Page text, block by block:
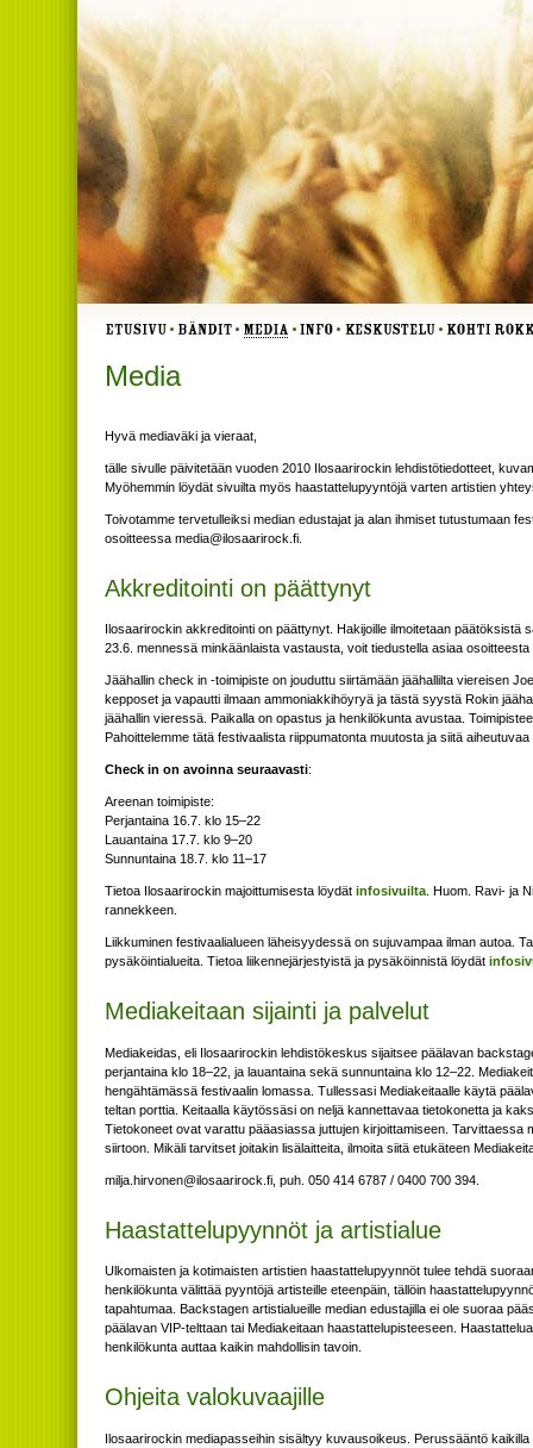
Media
Hyvä mediaväki ja vieraat,
tälle sivulle päivitetään vuoden 2010 Ilosaarirockin lehdistötiedotteet,
Myöhemmin löydät sivuilta myös haastattelupyyntöjä varten artistien
Toivotamme tervetulleiksi median edustajat ja alan ihmiset tutustumaan
osoitteessa if.kcoriraasoli@aidem
Akkreditointi on päättynyt
Ilosaarirockin akkreditointi on päättynyt. Hakijoille ilmoitetaan
23.6. mennessä minkäänlaista vastausta, voit tiedustella asiaa osoitteesta
Jäähallin check in -toimipiste on jouduttu siirtämään jäähallilta viereisen
kepposet ja vapautti ilmaan ammoniakkihöyryä ja tästä syystä Rokin
jäähallin vieressä. Paikalla on opastus ja henkilökunta avustaa.
Pahoittelemme tätä festivaalista riippumatonta muutosta ja siitä
Check in on avoinna seuraavasti:
Areenan toimipiste:
Perjantaina 16.7. klo 15–22
Lauantaina 17.7. klo 9–20
Sunnuntaina 18.7. klo 11–17
Tietoa Ilosaarirockin majoittumisesta löydät infosivuilta. Huom. Ravi- ja
rannekkeen.
Liikkuminen festivaalialueen läheisyydessä on sujuvampaa ilman autoa.
pysäköintialueita. Tietoa liikennejärjestyistä ja pysäköinnistä löydät
Mediakeitaan sijainti ja palvelut
Mediakeidas, eli Ilosaarirockin lehdistökeskus sijaitsee päälavan
perjantaina klo 18–22, ja lauantaina sekä sunnuntaina klo 12–22.
hengähtämässä festivaalin lomassa. Tullessasi Mediakeitaalle käytä
teltan porttia. Keitaalla käytössäsi on neljä kannettavaa tietokonetta ja
Tietokoneet ovat varattu pääasiassa juttujen kirjoittamiseen.
siirtoon. Mikäli tarvitset joitakin lisälaitteita, ilmoita siitä etukäteen
if.kcoriraasoli@nenovrih.ajlim , puh. 050 414 6787 / 0400 700 394.
Haastattelupyynnöt ja artistialue
Ulkomaisten ja kotimaisten artistien haastattelupyynnöt tulee tehdä
henkilökunta välittää pyyntöjä artisteille eteenpäin, tällöin
tapahtumaa. Backstagen artistialueille median edustajilla ei ole suoraa
päälavan VIP-telttaan tai Mediakeitaan haastattelupisteeseen.
henkilökunta auttaa kaikin mahdollisin tavoin.
Ohjeita valokuvaajille
Ilosaarirockin mediapasseihin sisältyy kuvausoikeus. Perussääntö